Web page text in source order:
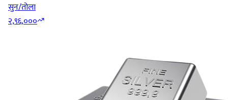
सुन/तोला
२,९६,०००